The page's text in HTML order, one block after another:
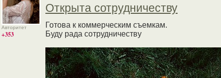
Авторитет
+353
Открыта сотрудничеству
Готова к коммерческим съемкам.
Буду рада сотрудничеству